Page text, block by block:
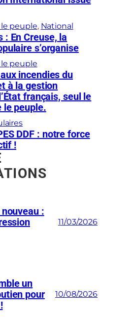
peuple, National
: En Creuse, la
s’organise
peuple
incendies du
à la gestion
français, seul le
le peuple.
DDF : notre force
!
:
11/03/2026
un
pour
10/08/2026